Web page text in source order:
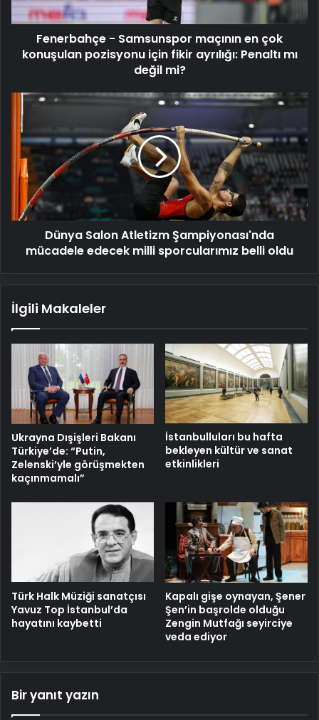
pozisyonu
için
ayrılığı:
değil
mi?
Fenerbahçe - Samsunspor maçının en çok
konuşulan pozisyonu için fikir ayrılığı: Penaltı mı
değil mi?
Dünya
Salon
Atletizm
Şampiyonası'nda
mücadele
edecek
sporcularımız
belli
Dünya Salon Atletizm Şampiyonası'nda
mücadele edecek milli sporcularımız belli oldu
İlgili Makaleler
Ukrayna Dışişleri Bakanı
Türkiye’de: “Putin,
Zelenski’yle görüşmekten
kaçınmamalı”
İstanbulluları bu hafta
bekleyen kültür ve sanat
etkinlikleri
Türk Halk Müziği sanatçısı
Yavuz Top İstanbul’da
hayatını kaybetti
Kapalı gişe oynayan, Şener
Şen’in başrolde olduğu
Zengin Mutfağı seyirciye
veda ediyor
Bir yanıt yazın